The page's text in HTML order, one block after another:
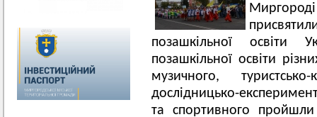
позашкільної освіти
позашкільної освіти
музичного, туристсько-
дослідницько-
та спортивного